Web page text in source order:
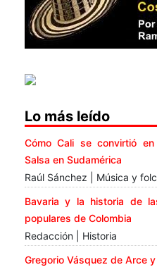
Lo más leído
Cómo Cali se convirtió
Salsa en Sudamérica
Raúl Sánchez | Música y
Bavaria y la historia de
populares de Colombia
Redacción | Historia
Gregorio Vásquez de Arce